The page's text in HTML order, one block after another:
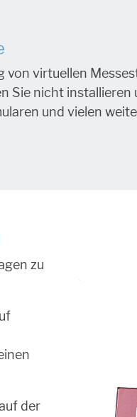
von virtuellen
Sie nicht
und vielen
zu
der